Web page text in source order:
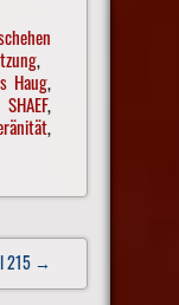
,
Haug,
SHAEF,
,
215 →